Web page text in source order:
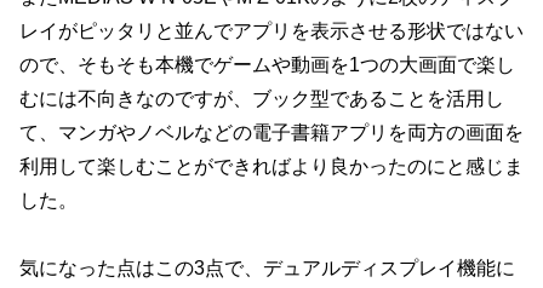
レイがピッタリと並んでアプリを表示させる形状ではない
ので、そもそも本機でゲームや動画を1つの大画面で楽し
むには不向きなのですが、ブック型であることを活用し
て、マンガやノベルなどの電子書籍アプリを両方の画面を
利用して楽しむことができればより良かったのにと感じま
した。
気になった点はこの3点で、デュアルディスプレイ機能に